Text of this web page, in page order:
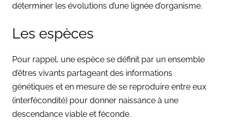
déterminer les évolutions d’une lignée d’organisme.
Les espèces
Pour rappel, une espèce se définit par un ensemble
d’êtres vivants partageant des informations
génétiques et en mesure de se reproduire entre eux
(interfécondité) pour donner naissance à une
descendance viable et féconde.